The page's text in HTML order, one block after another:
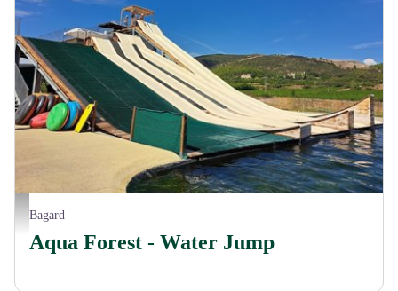
TOBOGGANS - LIBRE
Bagard
Aqua Forest - Water Jump